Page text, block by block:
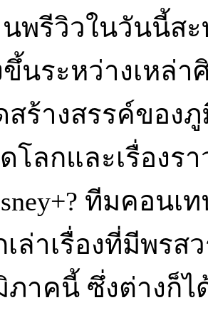
นพรีวิวในวันนี้ส
ขึ้นระหว่างเหล่
สร้างสรรค์ของ
ดโลกและเรื่องร
ทีมคอนเ
เล่าเรื่องที่มีพร
ภาคนี้ ซึ่งต่างก็ไ